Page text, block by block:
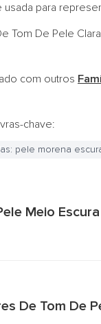
para
Tom De Pele
com outros
chave:
pele morena
Meio
De Tom De